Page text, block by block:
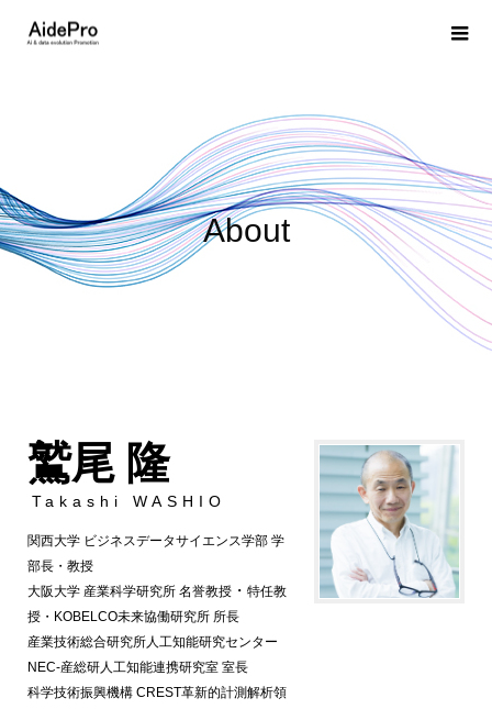
About
鷲尾 隆
Takashi WASHIO
関西大学 ビジネスデータサイエンス学部 学
部長・教授
大阪大学 産業科学研究所 名誉教授 ・ 特任教
授・ KOBELCO未来協働研究所 所長
産業技術総合研究所人工知能研究センター
NEC-産総研人工知能連携研究室 室長
科学技術振興機構 CREST革新的計測解析領